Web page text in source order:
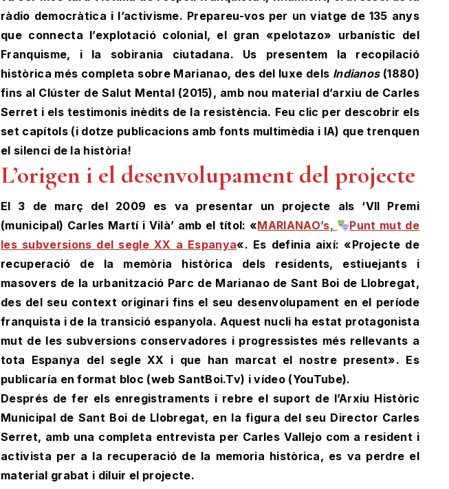
ràdio democràtica i l’activisme. Prepareu-vos per un viatge de 135 anys
que connecta l’explotació colonial, el gran «pelotazo» urbanístic del
Franquisme, i la sobirania ciutadana. Us presentem la recopilació
històrica més completa sobre Marianao, des del luxe dels Indianos(1880)
fins al Clúster de Salut Mental (2015), amb nou material d’arxiu de Carles
Serret i els testimonis inèdits de la resistència. Feu clic per descobrir els
set capítols (i dotze publicacions amb fonts multimèdia i IA) que trenquen
el silenci de la història!
L’origen i el desenvolupament del projecte
El 3 de març del 2009 es va presentar un projecte als ‘VII Premi
(municipal) Carles Martí i Vilà’ amb el títol: «MARIANAO’s,
Punt mut de
les subversions del segle XX a Espanya«. Es definia així: «Projecte de
recuperació de la memòria històrica dels residents, estiuejants i
masovers de la urbanització Parc de Marianao de Sant Boi de Llobregat,
des del seu context originari fins el seu desenvolupament en el període
franquista i de la transició espanyola. Aquest nucli ha estat protagonista
mut de les subversions conservadores i progressistes més rellevants a
tota Espanya del segle XX i que han marcat el nostre present». Es
publicaría en format bloc (web SantBoi.Tv) i vídeo (YouTube).
Després de fer els enregistraments i rebre el suport de l’Arxiu Històric
Municipal de Sant Boi de Llobregat, en la figura del seu Director Carles
Serret, amb una completa entrevista per Carles Vallejo com a resident i
activista per a la recuperació de la memoria històrica, es va perdre el
material grabat i diluir el projecte.